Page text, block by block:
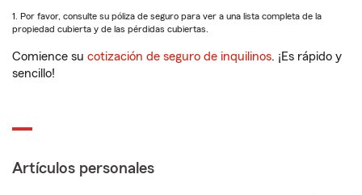
1. Por favor, consulte su póliza de seguro para ver a una lista completa de la
propiedad cubierta y de las pérdidas cubiertas.
Comience su cotización de seguro de inquilinos. ¡Es rápido y
sencillo!
Artículos personales